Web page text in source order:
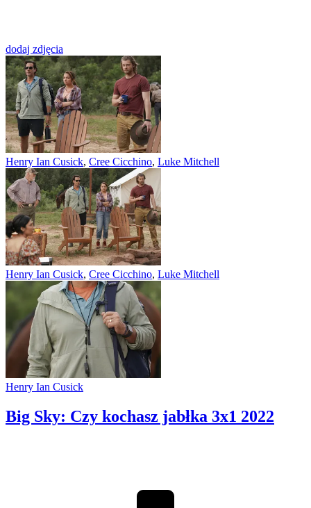
dodaj zdjęcia
Henry Ian Cusick, Cree Cicchino, Luke Mitchell
Henry Ian Cusick, Cree Cicchino, Luke Mitchell
Henry Ian Cusick
Big Sky: Czy kochasz jabłka 3x1 2022